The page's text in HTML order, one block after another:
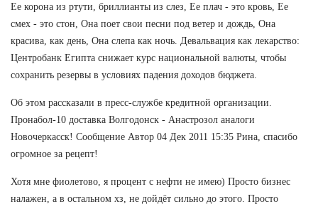
Ее корона из ртути, бриллианты из слез, Ее плач - это кровь, Ее
смех - это стон, Она поет свои песни под ветер и дождь, Она
красива, как день, Она слепа как ночь. Девальвация как лекарство:
Центробанк Египта снижает курс национальной валюты, чтобы
сохранить резервы в условиях падения доходов бюджета.
Об этом рассказали в пресс-службе кредитной организации.
Пронабол-10 доставка Волгодонск - Анастрозол аналоги
Новочеркасск! Сообщение Автор 04 Дек 2011 15:35 Рина, спасибо
огромное за рецепт!
Хотя мне фиолетово, я процент с нефти не имею) Просто бизнес
налажен, а в остальном хз, не дойдёт сильно до этого. Просто